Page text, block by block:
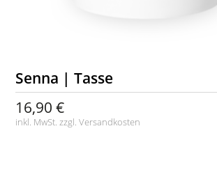
Senna | Tasse
16,90 €
inkl. MwSt. zzgl.Versandkosten